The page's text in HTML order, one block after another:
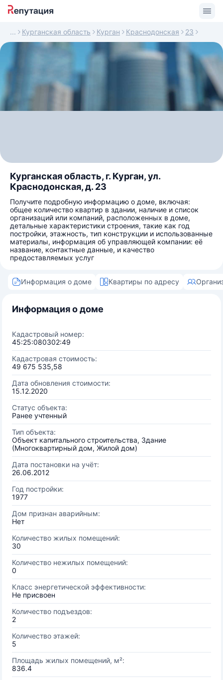
Курганская область Курган Краснодонская 23
Курганская область, г. Курган, ул.
Краснодонская, д. 23
Получите подробную информацию о доме, включая:
общее количество квартир в здании, наличие и список
организаций или компаний, расположенных в доме,
детальные характеристики строения, такие как год
постройки, этажность, тип конструкции и использованные
материалы, информация об управляющей компании: её
название, контактные данные, и качество
предоставляемых услуг
Информация о доме Квартиры по адресу
Информация о доме
Кадастровый номер:
45:25:080302:49
Кадастровая стоимость:
49 675 535,58
Дата обновления стоимости:
15.12.2020
Статус объекта:
Ранее учтенный
Тип объекта:
Объект капитального строительства, Здание
(Многоквартирный дом, Жилой дом)
Дата постановки на учёт:
26.06.2012
Год постройки:
1977
Дом признан аварийным:
Нет
Количество жилых помещений:
30
Количество нежилых помещений:
0
Класс энергетической эффективности:
Не присвоен
Количество подъездов:
2
Количество этажей:
5
Площадь жилых помещений, м²:
836.4